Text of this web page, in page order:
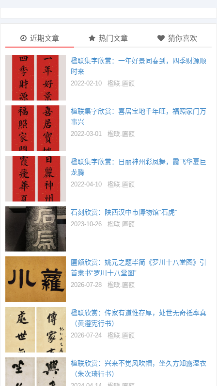
近期文章 热门文章 猜你喜欢
楹联集字欣赏：一年好景同春到，四季财源顺
时来
2022-02-10 楹联.匾额
楹联集字欣赏：喜居宝地千年旺，福照家门万
事兴
2022-03-01 楹联.匾额
楹联集字欣赏：日丽神州彩凤舞，霞飞华夏巨
龙腾
2022-04-10 楹联.匾额
石刻欣赏：陕西汉中市博物馆“石虎”
2023-10-26 楹联.匾额
匾额欣赏：姚元之题毕简《罗川十八堂图》引
首隶书“罗川十八堂图”
2026-07-28 楹联.匾额
楹联欣赏：传家有道惟存厚，处世无奇祗率真
（黄遵宪行书）
2026-07-24 楹联.匾额
楹联欣赏：兴来不觉风吹帽，坐久方知露湿衣
（朱次琦行书）